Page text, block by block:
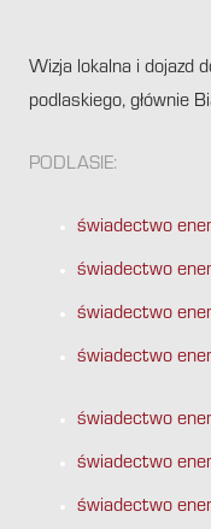
Wizja lokalna i dojazd
podlaskiego, głównie
PODLASIE:
świadectwo
świadectwo
świadectwo
świadectwo
świadectwo
świadectwo
świadectwo